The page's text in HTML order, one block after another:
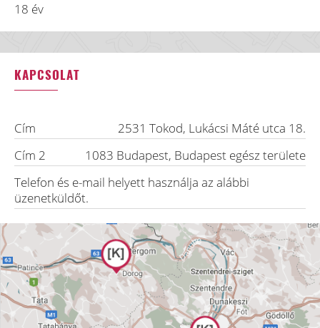
18 év
KAPCSOLAT
Cím 2531 Tokod, Lukácsi Máté utca 18.
Cím 2
1083 Budapest, Budapest egész területe
Telefon és e-mail helyett használja az alábbi
üzenetküldőt.